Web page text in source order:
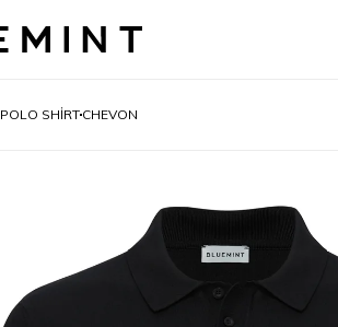
POLO SHIRT CHEVON